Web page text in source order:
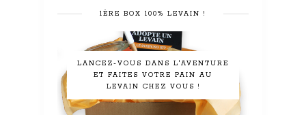
1ÈRE BOX 100% LEVAIN !
LANCEZ-VOUS DANS L'AVENTURE
ET FAITES VOTRE PAIN AU
LEVAIN CHEZ VOUS !